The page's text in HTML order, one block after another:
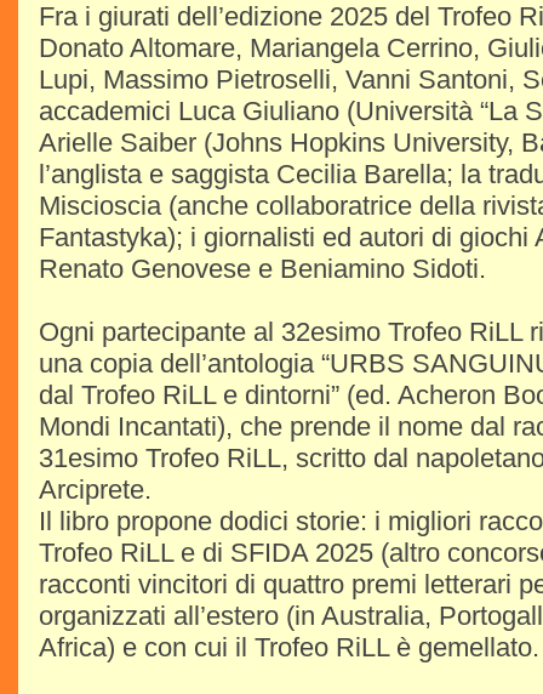
Fra i giurati dell’edizione 2025 del Trofeo
Donato Altomare, Mariangela Cerrino,
Lupi, Massimo Pietroselli, Vanni Santoni,
accademici Luca Giuliano (Università “La
Arielle Saiber (Johns Hopkins University,
l’anglista e saggista Cecilia Barella; la
Miscioscia (anche collaboratrice della
Fantastyka); i giornalisti ed autori di giochi
Renato Genovese e Beniamino Sidoti.
Ogni partecipante al 32esimo Trofeo RiLL
una copia dell’antologia “URBS
dal Trofeo RiLL e dintorni” (ed. Acheron
Mondi Incantati), che prende il nome dal
31esimo Trofeo RiLL, scritto dal
Arciprete.
Il libro propone dodici storie: i migliori
Trofeo RiLL e di SFIDA 2025 (altro
racconti vincitori di quattro premi letterari
organizzati all’estero (in Australia,
Africa) e con cui il Trofeo RiLL è gemellato.